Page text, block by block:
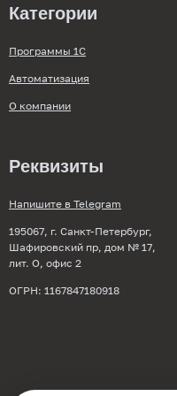
Категории
Программы 1С
Автоматизация
О компании
Реквизиты
ОГРН: 1167847180918
195067, г. Санкт-Петербург,
Шафировский пр, дом № 17,
лит. О, офис 2
Напишите в Telegram